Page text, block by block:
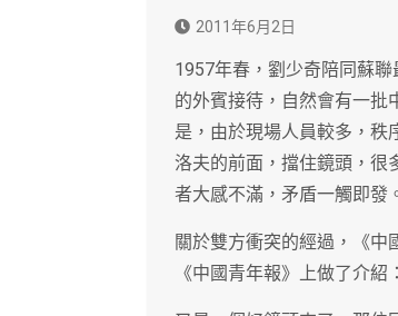
2011年6月2日
1957年春，劉少奇陪同蘇
的外賓接待，自然會有一批
是，由於現場人員較多，秩
洛夫的前面，擋住鏡頭，很
者大感不滿，矛盾一觸即發
關於雙方衝突的經過，《中
《中國青年報》上做了介紹：